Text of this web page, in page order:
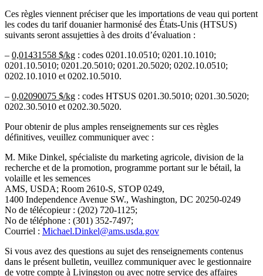
Ces règles viennent préciser que les importations de veau qui portent
les codes du tarif douanier harmonisé des États-Unis (HTSUS)
suivants seront assujetties à des droits d’évaluation :
– 0,01431558 $/kg : codes 0201.10.0510; 0201.10.1010;
0201.10.5010; 0201.20.5010; 0201.20.5020; 0202.10.0510;
0202.10.1010 et 0202.10.5010.
– 0,02090075 $/kg : codes HTSUS 0201.30.5010; 0201.30.5020;
0202.30.5010 et 0202.30.5020.
Pour obtenir de plus amples renseignements sur ces règles
définitives, veuillez communiquer avec :
M. Mike Dinkel, spécialiste du marketing agricole, division de la
recherche et de la promotion, programme portant sur le bétail, la
volaille et les semences
AMS, USDA; Room 2610-S, STOP 0249,
1400 Independence Avenue SW., Washington, DC 20250-0249
No de télécopieur : (202) 720-1125;
No de téléphone : (301) 352-7497;
Courriel : Michael.Dinkel@ams.usda.gov
Si vous avez des questions au sujet des renseignements contenus
dans le présent bulletin, veuillez communiquer avec le gestionnaire
de votre compte à Livingston ou avec notre service des affaires